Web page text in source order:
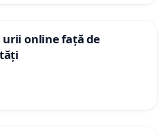
online față de